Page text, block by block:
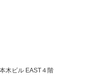
木ビル EAST４階